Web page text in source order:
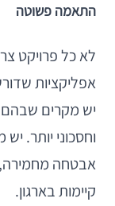
התאמה פשוטה
לא כל פרויקט
אבטחה מחמירה,
קיימות בארגון.